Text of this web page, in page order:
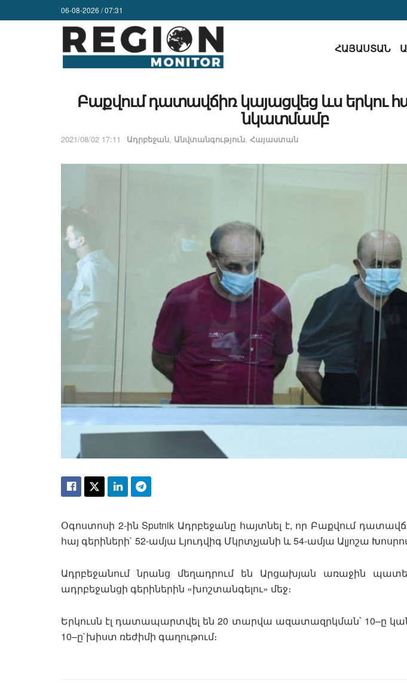
06-08-2026 / 07:31
ՀԱՅԱՍՏԱՆ
Բաքվում դատավճիռ կայացվեց ևս երկու
նկատմամբ
2021/08/02 17:11 Ադրբեջան, Անվտանգություն, Հայաստան
Օգոստոսի 2-ին Sputnik Ադրբեջանը հայտնել է, որ Բաքվում
հայ գերիների` 52-ամյա Լյուդվիգ Մկրտչյանի և 54-ամյա Ալյոշա
Ադրբեջանում նրանց մեղադրում են Արցախյան առաջին
ադրբեջանցի գերիներին «խոշտանգելու» մեջ։
Երկուսն էլ դատապարտվել են 20 տարվա ազատազրկման՝ 10–ը
10–ը`խիստ ռեժիմի գաղութում։